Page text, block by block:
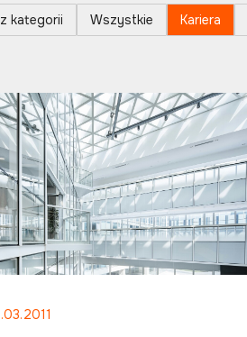
kategorii Wszystkie Kariera